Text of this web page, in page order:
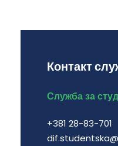
Контакт
Служба за
+381 28-83-701